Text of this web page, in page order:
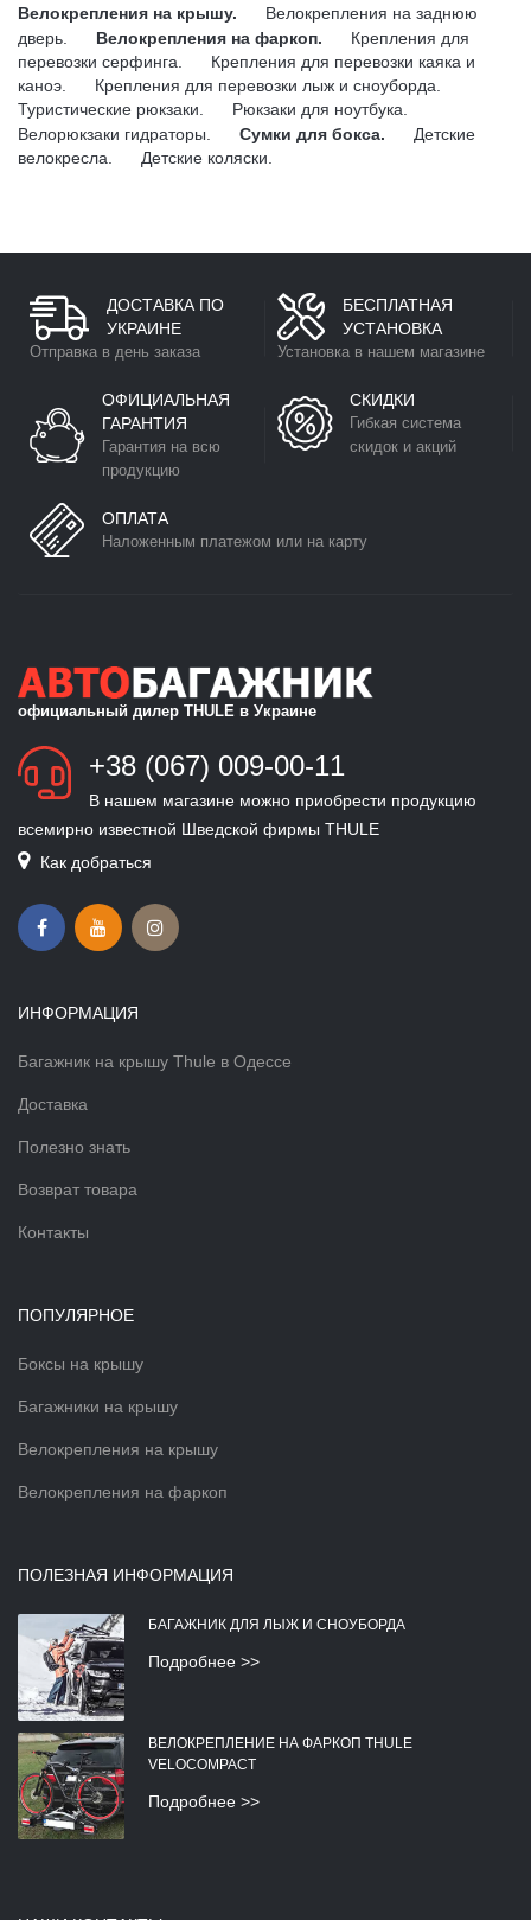
Велокрепления на крышу.
Велокрепления на заднюю
дверь.
Велокрепления на фаркоп.
Крепления для
перевозки серфинга.
Крепления для перевозки каяка и
каноэ.
Крепления для перевозки лыж и сноуборда.
Туристические рюкзаки.
Рюкзаки для ноутбука.
Велорюкзаки гидраторы.
Сумки для бокса.
Детские
велокресла.
Детские коляски.
ДОСТАВКА ПО
УКРАИНЕ
Отправка в день заказа
БЕСПЛАТНАЯ
УСТАНОВКА
Установка в нашем магазине
ОФИЦИАЛЬНАЯ
ГАРАНТИЯ
Гарантия на всю
продукцию
СКИДКИ
Гибкая система
скидок и акций
ОПЛАТА
Наложенным платежом или на карту
официальный дилер THULE в Украине
+38 (067) 009-00-11
В нашем магазине можно приобрести продукцию
всемирно известной Шведской фирмы THULE
Как добраться
ИНФОРМАЦИЯ
Багажник на крышу Thule в Одессе
Доставка
Полезно знать
Возврат товара
Контакты
ПОПУЛЯРНОЕ
Боксы на крышу
Багажники на крышу
Велокрепления на крышу
Велокрепления на фаркоп
ПОЛЕЗНАЯ ИНФОРМАЦИЯ
БАГАЖНИК ДЛЯ ЛЫЖ И СНОУБОРДА
Подробнее >>
ВЕЛОКРЕПЛЕНИЕ НА ФАРКОП THULE
VELOCOMPACT
Подробнее >>